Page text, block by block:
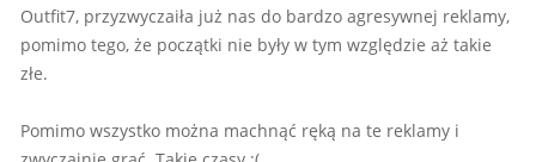
Outfit7, przyzwyczaiła już nas do bardzo agresywnej reklamy,
pomimo tego, że początki nie były w tym względzie aż takie
złe.
Pomimo wszystko można machnąć ręką na te reklamy i